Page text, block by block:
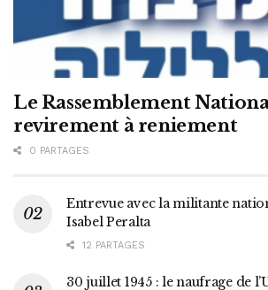
Le Rassemblement
revirement à reniement
0 PARTAGES
Entrevue avec la militante
Isabel Peralta
12 PARTAGES
30 juillet 1945 : le naufrage de